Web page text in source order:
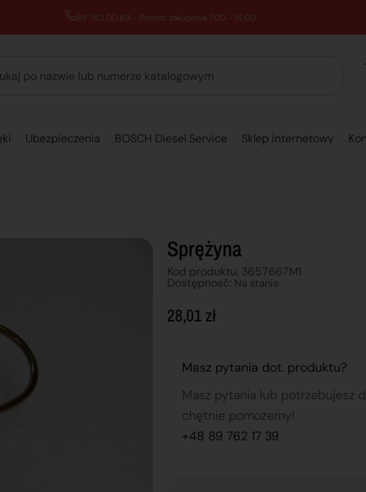
89 762 00 69 - Pomoc zakupowa 7:00 - 16:00
Ubezpieczenia BOSCH Diesel Service Sklep internetowy
Sprężyna
Kod produktu: 3657667M1
Dostępnosć: Na stanie
28,01zł
Masz pytania dot. produktu?
Masz pytania lub potrzebujesz
chętnie pomożemy!
+48 89 762 17 39